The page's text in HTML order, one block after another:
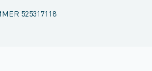
525317118